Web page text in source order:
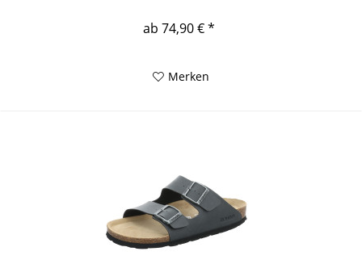
ab 74,90 € *
Merken